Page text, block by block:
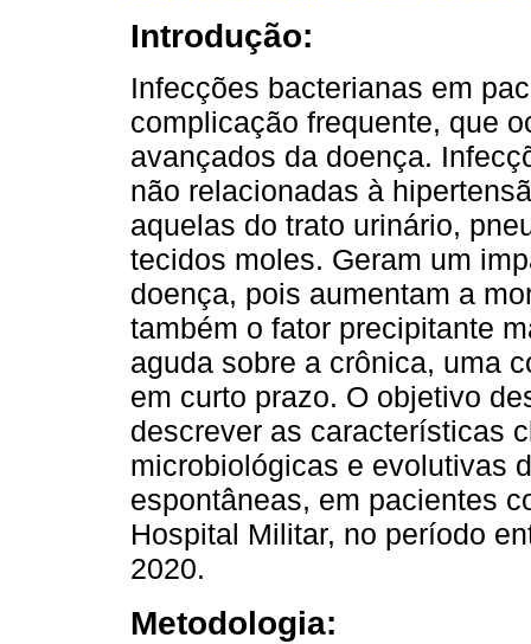
Introdução:
Infecções bacterianas em
complicação frequente, que
avançados da doença.
não relacionadas à
aquelas do trato urinário,
tecidos moles. Geram um
doença, pois aumentam a
também o fator precipitante
aguda sobre a crônica, uma
em curto prazo. O objetivo
descrever as características
microbiológicas e evolutivas
espontâneas, em pacientes
Hospital Militar, no período
2020.
Metodologia: